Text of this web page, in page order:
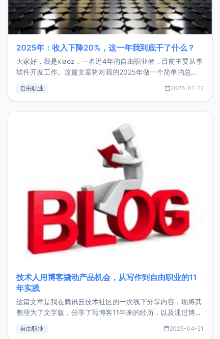
2025年：收入下降20%，这一年我到底干了什么？
大家好，我是xiaoz，一名近4年的自由职业者，目前主要从事
软件开发工作。这篇文章将对我的2025年做一个简单的总
收入下降20%，但却过得很充实，2026年不求突破，但求保
自由职业 2026-01-12
技术人用博客撬动产品机会，从写作到自由职业的11
年实践
这篇文章是我在腾讯云技术社区的一次线下分享内容，现将其
整理为了文字版，分享了写博客11年来的经历，以及通过博客
了我的首个产品ImgURL的真实数据和产品现状。自我介绍大
自由职业 2025-04-21